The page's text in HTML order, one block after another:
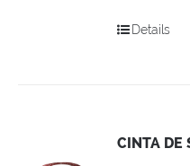
Details
CINTA DE